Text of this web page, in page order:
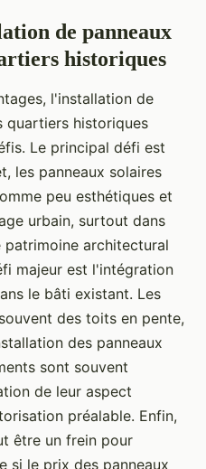
de panneaux
historiques
l'installation de
quartiers historiques
Le principal défi est
les panneaux solaires
peu esthétiques et
urbain, surtout dans
patrimoine architectural
majeur est l'intégration
le bâti existant. Les
des toits en pente,
des panneaux
sont souvent
de leur aspect
préalable. Enfin,
être un frein pour
si le prix des panneaux